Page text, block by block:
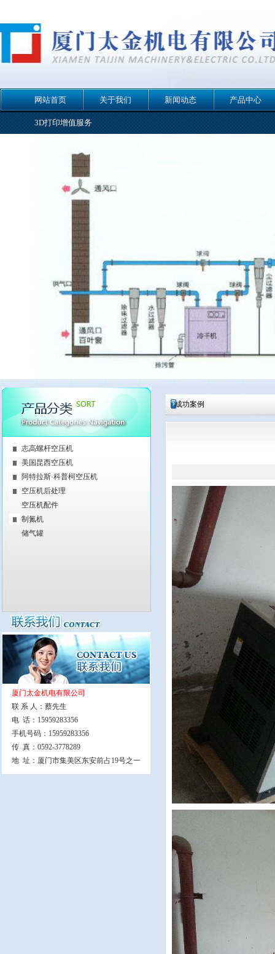
网站首页 关于我们 新闻动态 产品中心
3D打印增值服务
志高螺杆空压机
美国昆西空压机
阿特拉斯·科普柯空压机
空压机后处理
空压机配件
制氮机
储气罐
厦门太金机电有限公司
联 系 人：蔡先生
电 话：15959283356
手机号码：15959283356
传 真：0592-3778289
地 址：厦门市集美区东安前占19号之一
成功案例